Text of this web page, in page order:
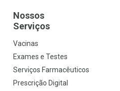
Nossos
Serviços
Vacinas
Exames e Testes
Serviços Farmacêuticos
Prescrição Digital